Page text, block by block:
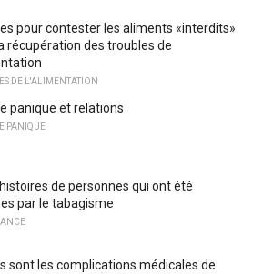
pour contester les aliments «interdits»
récupération des troubles de
DE L'ALIMENTATION
panique et relations
PANIQUE
de personnes qui ont été
par le tabagisme
sont les complications médicales de